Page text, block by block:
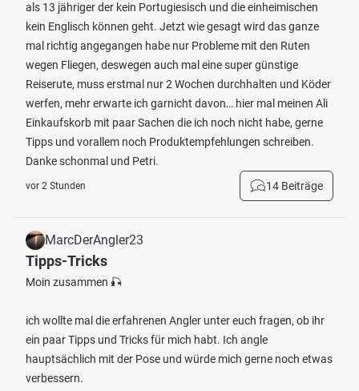
als 13 jähriger der kein Portugiesisch und die einheimischen
kein Englisch können geht. Jetzt wie gesagt wird das ganze
mal richtig angegangen habe nur Probleme mit den Ruten
wegen Fliegen, deswegen auch mal eine super günstige
Reiserute, muss erstmal nur 2 Wochen durchhalten und Köder
werfen, mehr erwarte ich garnicht davon… hier mal meinen Ali
Einkaufskorb mit paar Sachen die ich noch nicht habe, gerne
Tipps und vorallem noch Produktempfehlungen schreiben.
Danke schonmal und Petri.
vor 2 Stunden 14 Beiträge
MarcDerAngler23
Tipps-Tricks
Moin zusammen 🎣
ich wollte mal die erfahrenen Angler unter euch fragen, ob ihr
ein paar Tipps und Tricks für mich habt. Ich angle
hauptsächlich mit der Pose und würde mich gerne noch etwas
verbessern.